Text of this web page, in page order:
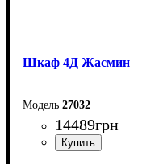
Шкаф 4Д Жасмин
27032
14489грн